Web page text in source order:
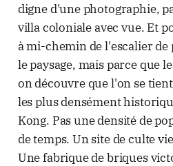
digne d'une photographie,
villa coloniale avec vue. Et
à mi-chemin de l'escalier
le paysage, mais parce que
on découvre que l'on se
les plus densément
Kong. Pas une densité de
de temps. Un site de culte
Une fabrique de briques